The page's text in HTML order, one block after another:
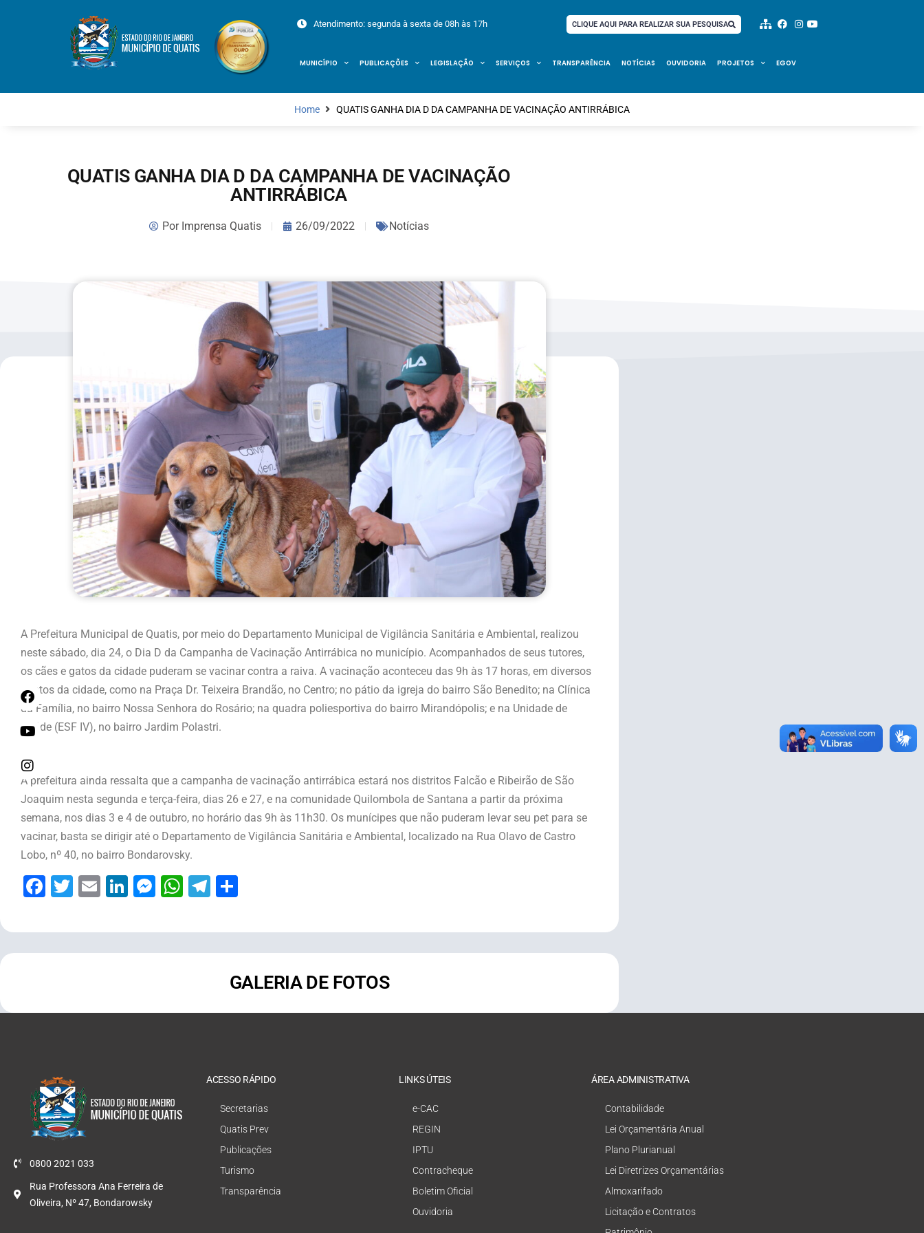
Atendimento: segunda à sexta de 08h às 17h CLIQUE AQUI PARA REALIZAR SUA PESQUISA
MUNICÍPIO PUBLICAÇÕES LEGISLAÇÃO SERVIÇOS TRANSPARÊNCIA NOTÍCIAS OUVIDORIA PROJETOS EGOV
Home QUATIS GANHA DIA D DA CAMPANHA DE VACINAÇÃO ANTIRRÁBICA
QUATIS GANHA DIA D DA CAMPANHA DE VACINAÇÃO
ANTIRRÁBICA
PorImprensa Quatis 26/09/2022 Notícias
A Prefeitura Municipal de Quatis, por meio do Departamento Municipal de Vigilância Sanitária e Ambiental, realizou
neste sábado, dia 24, o Dia D da Campanha de Vacinação Antirrábica no município. Acompanhados de seus tutores,
os cães e gatos da cidade puderam se vacinar contra a raiva. A vacinação aconteceu das 9h às 17 horas, em diversos
pontos da cidade, como na Praça Dr. Teixeira Brandão, no Centro; no pátio da igreja do bairro São Benedito; na Clínica
da Família, no bairro Nossa Senhora do Rosário; na quadra poliesportiva do bairro Mirandópolis; e na Unidade de
Saúde (ESF IV), no bairro Jardim Polastri.
A prefeitura ainda ressalta que a campanha de vacinação antirrábica estará nos distritos Falcão e Ribeirão de São
Joaquim nesta segunda e terça-feira, dias 26 e 27, e na comunidade Quilombola de Santana a partir da próxima
semana, nos dias 3 e 4 de outubro, no horário das 9h às 11h30. Os munícipes que não puderam levar seu pet para se
vacinar, basta se dirigir até o Departamento de Vigilância Sanitária e Ambiental, localizado na Rua Olavo de Castro
Lobo, nº 40, no bairro Bondarovsky.
Facebook
Twitter
EmailLinkedIn
Messenger
WhatsApp
Telegram
GALERIA DE FOTOS
0800 2021 033
Rua Professora Ana Ferreira de
Oliveira, Nº 47, Bondarowsky
ACESSO RÁPIDO
Secretarias
Quatis Prev
Publicações
Turismo
Transparência
LINKS ÚTEIS
e-CAC
REGIN
IPTU
Contracheque
Boletim Oficial
Ouvidoria
ÁREA ADMINISTRATIVA
Contabilidade
Lei Orçamentária Anual
Plano Plurianual
Lei Diretrizes Orçamentárias
Almoxarifado
Licitação e Contratos